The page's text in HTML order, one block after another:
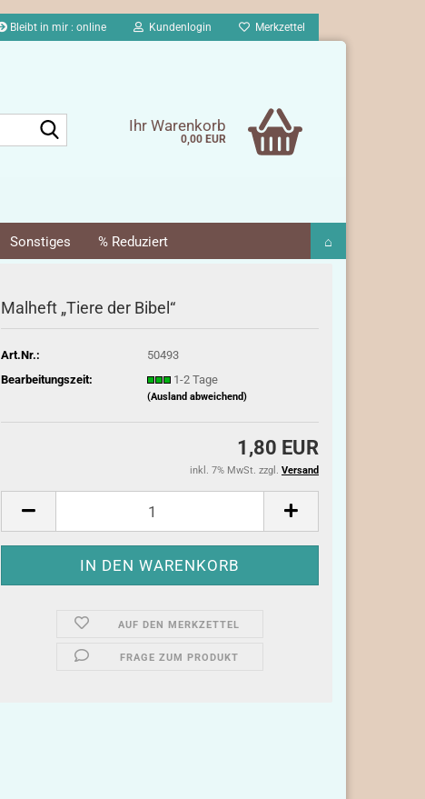
Bleibt in mir : online Kundenlogin Merkzettel
Ihr Warenkorb
0,00 EUR
Sonstiges % Reduziert ⌂
Malheft „Tiere der Bibel“
Art.Nr.:
50493
Bearbeitungszeit:
1-2 Tage
(Ausland abweichend)
1,80 EUR
inkl. 7% MwSt. zzgl. Versand
AUF DEN MERKZETTEL
FRAGE ZUM PRODUKT